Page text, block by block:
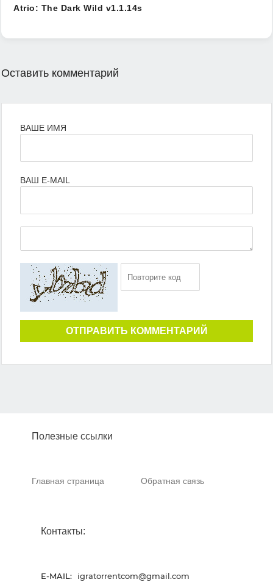
Atrio: The Dark Wild v1.1.14s
Оставить комментарий
ВАШЕ ИМЯ
ВАШ E-MAIL
ОТПРАВИТЬ КОММЕНТАРИЙ
Полезные ссылки
Главная страница Обратная связь
Контакты:
E-MAIL: igratorrentcom@gmail.com